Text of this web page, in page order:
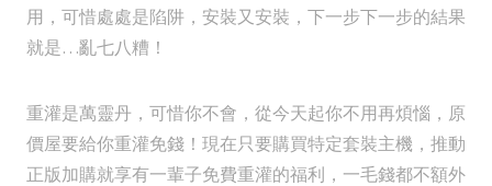
用，可惜處處是陷阱，安裝又安裝，下一步下一步的結果
就是…亂七八糟！
重灌是萬靈丹，可惜你不會，從今天起你不用再煩惱，原
價屋要給你重灌免錢！現在只要購買特定套裝主機，推動
正版加購就享有一輩子免費重灌的福利，一毛錢都不額外